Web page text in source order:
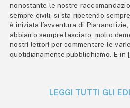
nonostante le nostre
sempre civili, si sta ripetendo
è iniziata l’avventura di
abbiamo sempre lasciato, molto
nostri lettori per commentare le
quotidianamente pubblichiamo. E in
LEGGI TUTTI GLI